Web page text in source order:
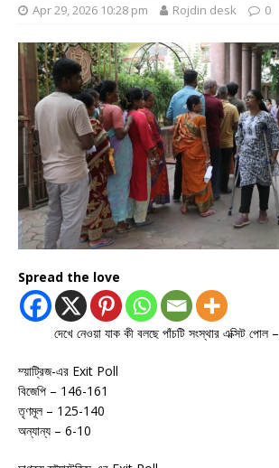
Apr 29, 2026 10:28 pm Rojdin desk 0
Spread the love
দেখে নেওয়া যাক কী বলছে পাঁচটি সংস্থার এক্সিট পোল –
ম্য়াট্রিজ-এর Exit Poll
বিজেপি – 146-161
তৃণমূল – 125-140
অন্যান্য – 6-10